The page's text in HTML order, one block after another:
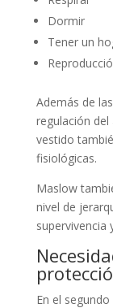
Dormir
Tener un
Además de
regulación del
vestido
fisiológicas.
Maslow
nivel de
supervivencia
En el